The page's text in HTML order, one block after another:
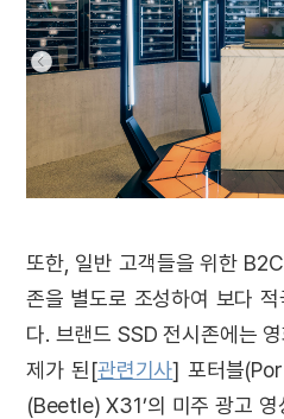
또한, 일반 고객들을 위한 B2C
존을 별도로 조성하여 보다
다. 브랜드 SSD 전시존에는
제가 된[관련기사] 포터블
(Beetle) X31’의 미주 광고